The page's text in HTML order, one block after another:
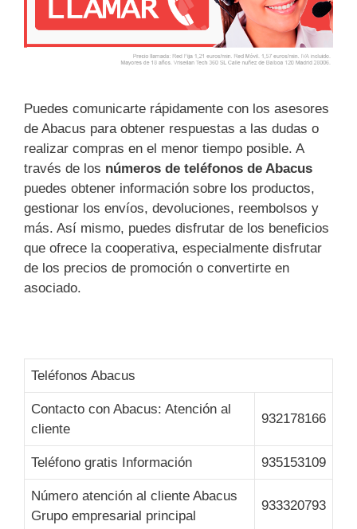
Puedes comunicarte rápidamente con los asesores
de Abacus para obtener respuestas a las dudas o
realizar compras en el menor tiempo posible. A
través de los números de teléfonos de Abacus
puedes obtener información sobre los productos,
gestionar los envíos, devoluciones, reembolsos y
más. Así mismo, puedes disfrutar de los beneficios
que ofrece la cooperativa, especialmente disfrutar
de los precios de promoción o convertirte en
asociado.
Teléfonos Abacus
Contacto con Abacus: Atención al
cliente
932178166
Teléfono gratis Información 935153109
Número atención al cliente Abacus
Grupo empresarial principal
933320793